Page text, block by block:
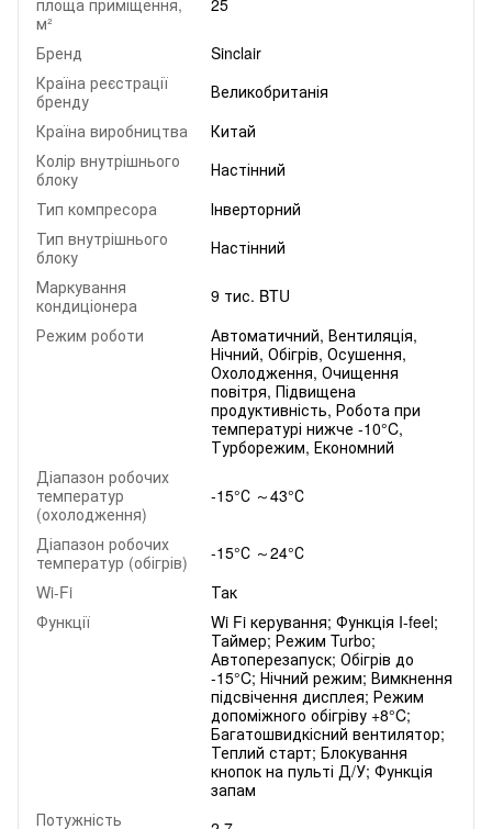
м²
Бренд
Sinclair
Країна реєстрації
бренду
Великобританія
Країна виробництва
Китай
Колір внутрішнього
блоку
Настінний
Тип компресора
Інверторний
Тип внутрішнього
блоку
Настінний
Маркування
кондиціонера
9 тис. BTU
Режим роботи
Автоматичний, Вентиляція,
Нічний, Обігрів, Осушення,
Охолодження, Очищення
повітря, Підвищена
продуктивність, Робота при
температурі нижче -10°C,
Турборежим, Економний
Діапазон робочих
температур
(охолодження)
-15°С ～43°С
Діапазон робочих
температур (обігрів)
-15°С ～24°С
Wi-Fi
Так
Функції
Wi Fi керування; Функція I-feel;
Таймер; Режим Turbo;
Автоперезапуск; Обігрів до
-15°C; Нічний режим; Вимкнення
підсвічення дисплея; Режим
допоміжного обігріву +8°C;
Багатошвидкісний вентилятор;
Теплий старт; Блокування
кнопок на пульті Д/У; Функція
запам
Потужність